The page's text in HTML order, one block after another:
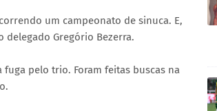
um campeonato de sinuca. E,
Gregório Bezerra.
pelo trio. Foram feitas buscas na